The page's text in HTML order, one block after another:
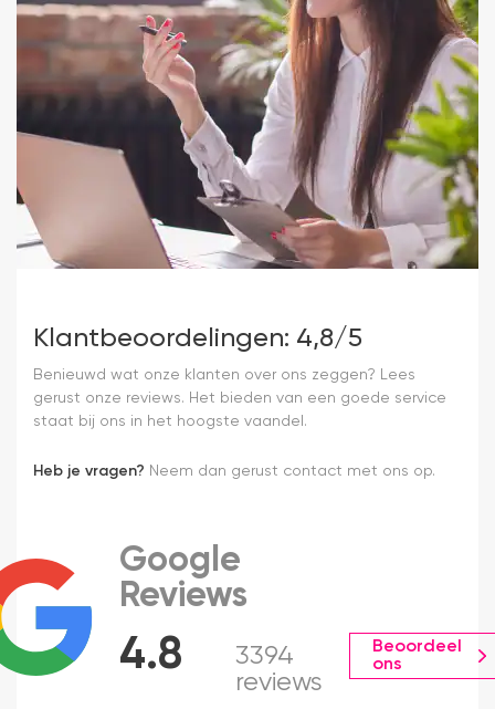
Klantbeoordelingen: 4,8/5
Benieuwd wat onze klanten over ons zeggen? Lees
gerust onze reviews. Het bieden van een goede service
staat bij ons in het hoogste vaandel.
Heb je vragen? Neem dan gerust contact met ons op.
4.8
Google
Reviews
3394
reviews
Beoordeel
ons